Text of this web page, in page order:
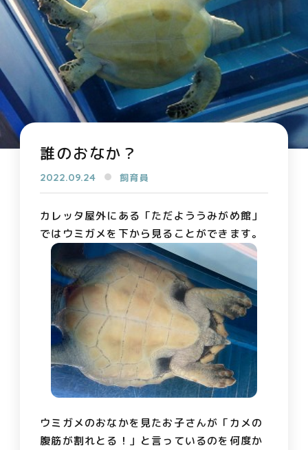
誰のおなか？
2022.09.24 飼育員
カレッタ屋外にある「ただよううみがめ館」
ではウミガメを下から見ることができます。
ウミガメのおなかを見たお子さんが「カメの
腹筋が割れとる！」と言っているのを何度か